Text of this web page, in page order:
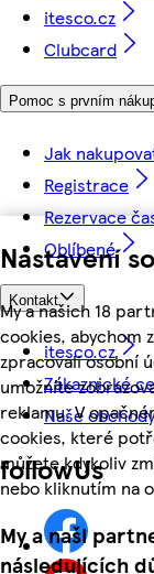
Nastavení
My a našich 18
cookies, abychom
zpracovali osobní
umožníte
reklamu. V
cookies, které
můžete kdykoliv
nebo kliknutím na
My a naši
následujících
itesco.cz
Clubcard
Pomoc s prvním
Jak
Registrace
Rezervace
Oblíbené
Kontakt
itesco.cz
Zákaznické
Naše obchody
followUs